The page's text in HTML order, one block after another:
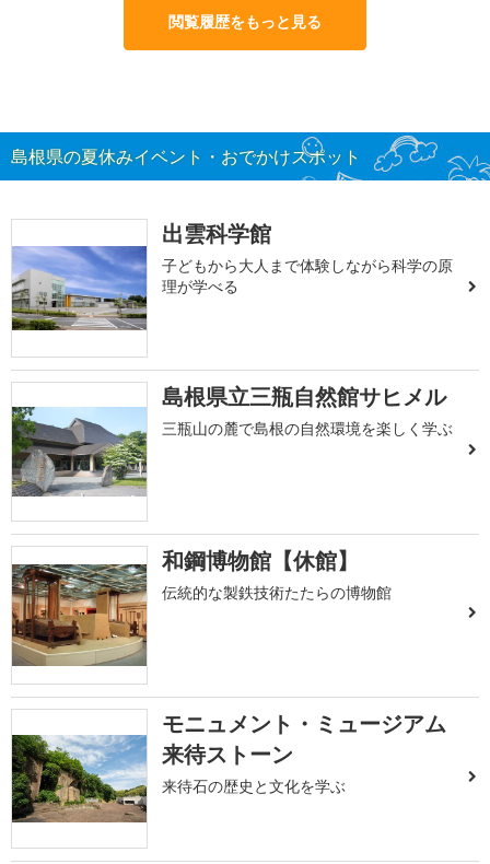
閲覧履歴をもっと見る
島根県の夏休みイベント・おでかけスポット
出雲科学館
子どもから大人まで体験しながら科学の原
理が学べる
島根県立三瓶自然館サヒメル
三瓶山の麓で島根の自然環境を楽しく学ぶ
和鋼博物館【休館】
伝統的な製鉄技術たたらの博物館
モニュメント・ミュージアム
来待ストーン
来待石の歴史と文化を学ぶ